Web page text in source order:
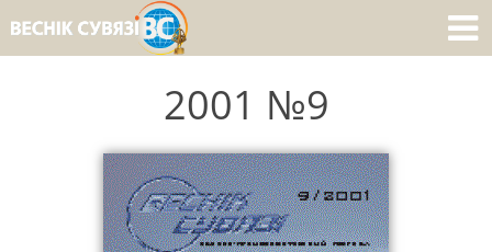
2001 №9